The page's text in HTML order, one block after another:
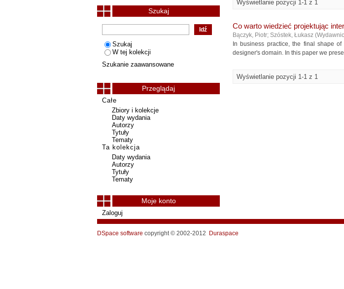
Wyświetlanie pozycji 1-1 z 1
Co warto wiedzieć projektując
Bączyk, Piotr; Szóstek, Łukasz (
In business practice, the final shape
designer's domain. In this paper we
Wyświetlanie pozycji 1-1 z 1
Szukaj
Szukaj
W tej kolekcji
Szukanie zaawansowane
Przeglądaj
Całe
Zbiory i kolekcje
Daty wydania
Autorzy
Tytuły
Tematy
Ta kolekcja
Daty wydania
Autorzy
Tytuły
Tematy
Moje konto
Zaloguj
DSpace software copyright © 2002-2012 Duraspace